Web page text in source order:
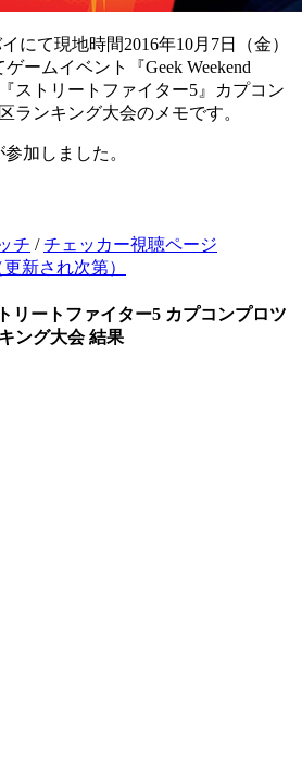
にて現地時間2016年10月7日（金）
ームイベント『Geek Weekend
ストリートファイター5』カプコン
ランキング大会のメモです。
参加しました。
チ /チェッカー視聴ページ
新され次第）
リートファイター5 カプコンプロツ
ング大会 結果